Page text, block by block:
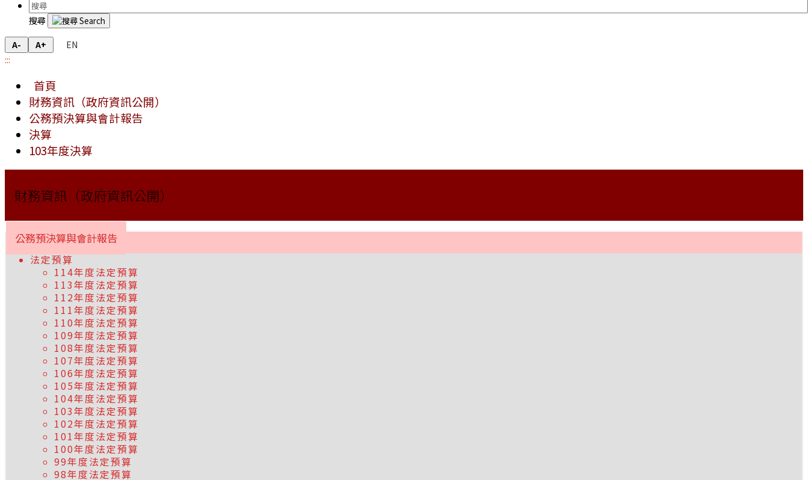
搜尋
A- A+
EN
:::
首頁
財務資訊（政府資訊公開）
公務預決算與會計報告
決算
103年度決算
財務資訊（政府資訊公開）
公務預決算與會計報告
法定預算
114年度法定預算
113年度法定預算
112年度法定預算
111年度法定預算
110年度法定預算
109年度法定預算
108年度法定預算
107年度法定預算
106年度法定預算
105年度法定預算
104年度法定預算
103年度法定預算
102年度法定預算
101年度法定預算
100年度法定預算
99年度法定預算
98年度法定預算